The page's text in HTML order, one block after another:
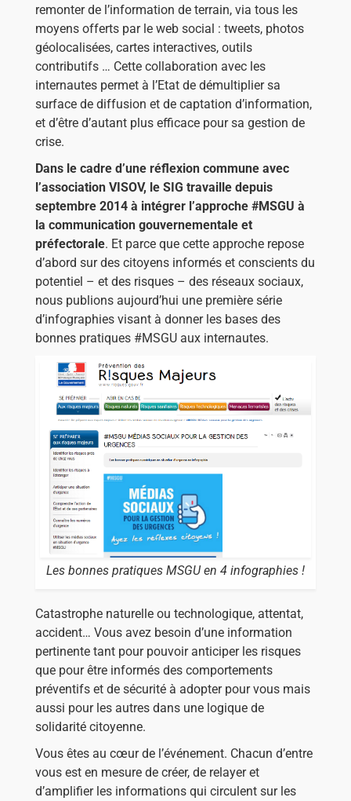
remonter de l’information de terrain, via tous les
moyens offerts par le web social : tweets, photos
géolocalisées, cartes interactives, outils
contributifs … Cette collaboration avec les
internautes permet à l’Etat de démultiplier sa
surface de diffusion et de captation d’information,
et d’être d’autant plus efficace pour sa gestion de
crise.
Dans le cadre d’une réflexion commune avec
l’association VISOV, le SIG travaille depuis
septembre 2014 à intégrer l’approche #MSGU à
la communication gouvernementale et
préfectorale. Et parce que cette approche repose
d’abord sur des citoyens informés et conscients du
potentiel – et des risques – des réseaux sociaux,
nous publions aujourd’hui une première série
d’infographies visant à donner les bases des
bonnes pratiques #MSGU aux internautes.
Les bonnes pratiques MSGU en 4 infographies !
Catastrophe naturelle ou technologique, attentat,
accident… Vous avez besoin d’une information
pertinente tant pour pouvoir anticiper les risques
que pour être informés des comportements
préventifs et de sécurité à adopter pour vous mais
aussi pour les autres dans une logique de
solidarité citoyenne.
Vous êtes au cœur de l’événement. Chacun d’entre
vous est en mesure de créer, de relayer et
d’amplifier les informations qui circulent sur les